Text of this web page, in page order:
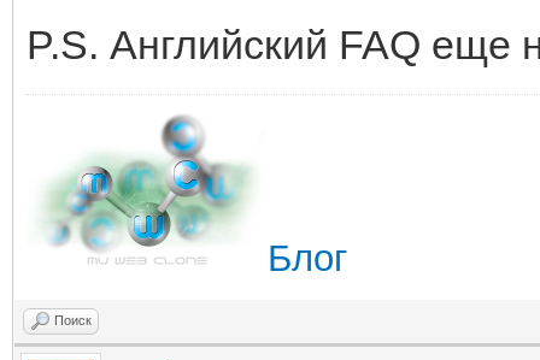
P.S. Английский FAQ еще
Блог
Поиск